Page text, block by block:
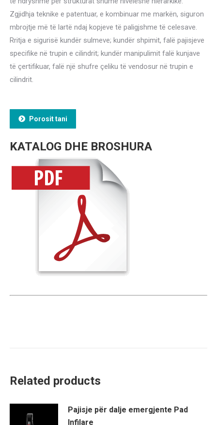
Zgjidhja teknike e patentuar, e kombinuar me markën, siguron
mbrojtje më të lartë ndaj kopjeve të paligjshme të celesave.
Rritja e sigurisë kundër sulmeve; kundër shpimit, falë pajisjeve
specifike në trupin e cilindrit; kundër manipulimit falë kunjave
të çertifikuar, falë një shufre çeliku të vendosur në trupin e
cilindrit.
Porosit tani
KATALOG DHE BROSHURA
Related products
Pajisje për dalje emergjente Pad
Infilare